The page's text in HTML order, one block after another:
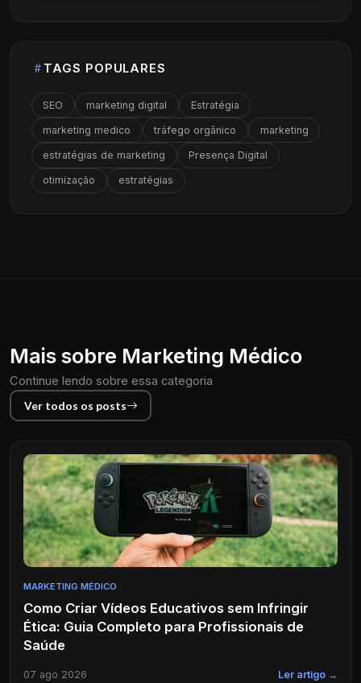
TAGS POPULARES
SEO marketing digital Estratégia
marketing medico tráfego orgânico marketing
estratégias de marketing Presença Digital
otimização estratégias
Mais sobre Marketing Médico
Continue lendo sobre essa categoria
Ver todos os posts
MARKETING MÉDICO
Como Criar Vídeos Educativos sem Infringir
Ética: Guia Completo para Profissionais de
Saúde
07 ago 2026 Ler artigo →